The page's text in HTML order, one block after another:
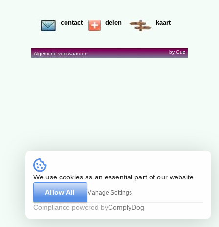
contact delen kaart
Algemene voorwaarden by Guz
We use cookies as an essential part of our website.
Allow All
Manage Settings
Compliance powered byComplyDog